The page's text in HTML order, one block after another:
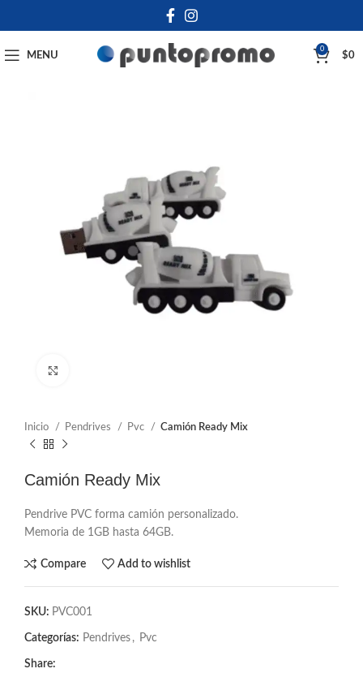
MENU
0
$0
Inicio Pendrives Pvc Camión Ready Mix
Camión Ready Mix
Pendrive PVC forma camión personalizado.
Memoria de 1GB hasta 64GB.
Compare Add to wishlist
SKU: PVC001
Categorías: Pendrives , Pvc
Share: